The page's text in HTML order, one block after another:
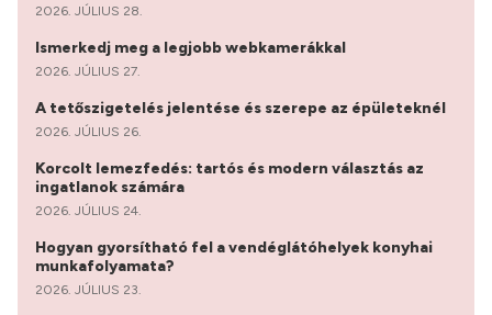
2026. JÚLIUS 28.
Ismerkedj meg a legjobb webkamerákkal
2026. JÚLIUS 27.
A tetőszigetelés jelentése és szerepe az épületeknél
2026. JÚLIUS 26.
Korcolt lemezfedés: tartós és modern választás az
ingatlanok számára
2026. JÚLIUS 24.
Hogyan gyorsítható fel a vendéglátóhelyek konyhai
munkafolyamata?
2026. JÚLIUS 23.